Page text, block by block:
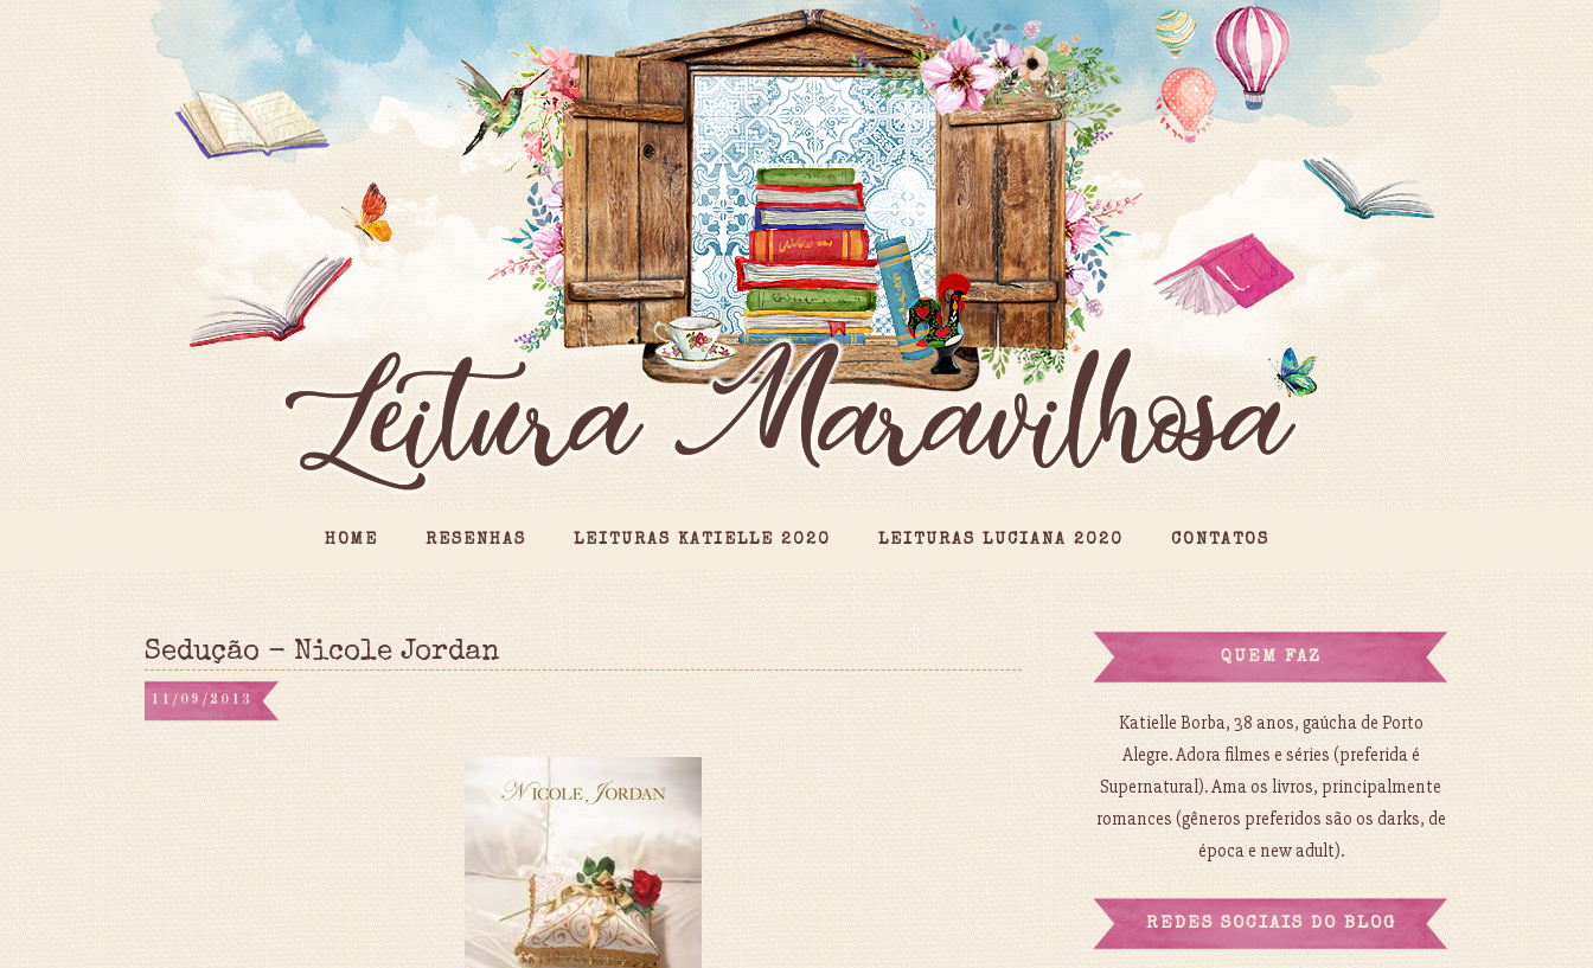
HOME RESENHAS LEITURAS KATIELLE 2020 LEITURAS LUCIANA 2020 CONTATOS
Sedução - Nicole Jordan
11/09/2013
QUEM FAZ
Katielle Borba, 38 anos, gaúcha de Porto
Alegre. Adora filmes e séries (preferida é
Supernatural). Ama os livros, principalmente
romances (gêneros preferidos são os darks, de
época e new adult).
REDES SOCIAIS DO BLOG